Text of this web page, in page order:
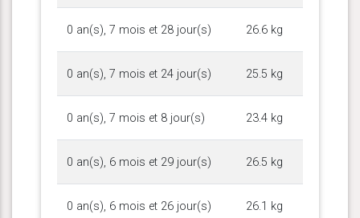
0 an(s), 7 mois et 28 jour(s) 26.6 kg
0 an(s), 7 mois et 24 jour(s) 25.5 kg
0 an(s), 7 mois et 8 jour(s) 23.4 kg
0 an(s), 6 mois et 29 jour(s) 26.5 kg
0 an(s), 6 mois et 26 jour(s) 26.1 kg